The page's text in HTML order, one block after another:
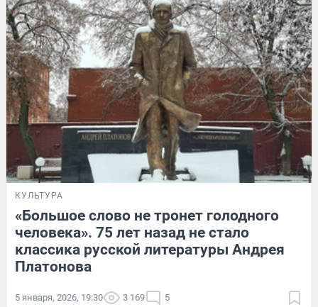
КУЛЬТУРА
«Большое слово не тронет голодного
человека». 75 лет назад не стало
классика русской литературы Андрея
Платонова
5 января, 2026, 19:30 3 169 5